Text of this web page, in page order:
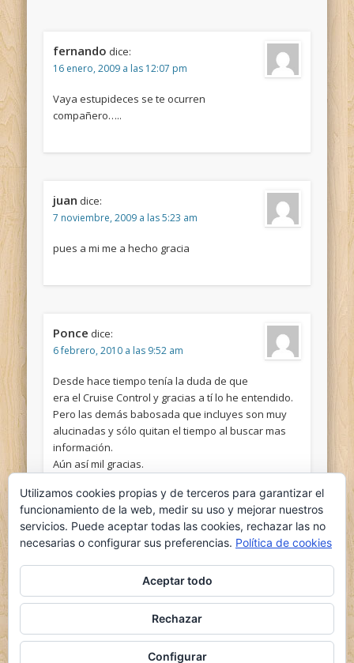
fernando dice:
16 enero, 2009 a las 12:07 pm
Vaya estupideces se te ocurren
compañero…..
juan dice:
7 noviembre, 2009 a las 5:23 am
pues a mi me a hecho gracia
Ponce dice:
6 febrero, 2010 a las 9:52 am
Desde hace tiempo tenía la duda de que
era el Cruise Control y gracias a tí lo he entendido.
Pero las demás babosada que incluyes son muy
alucinadas y sólo quitan el tiempo al buscar mas
información.
Aún así mil gracias.
Comments are closed.
© 2026 el nido del ganso
Pinboard ThemebyOne Designs
Utilizamos cookies propias y de terceros para garantizar el
funcionamiento de la web, medir su uso y mejorar nuestros
servicios. Puede aceptar todas las cookies, rechazar las no
necesarias o configurar sus preferencias. Política de cookies
Aceptar todo
Rechazar
Configurar